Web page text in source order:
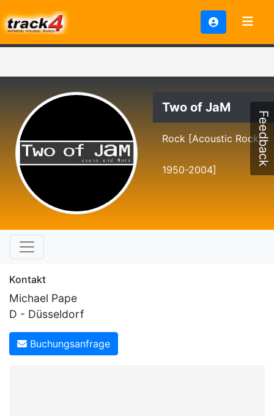
Two of JaM
Rock [Acoustic Rock
1950-2004]
Kontakt
Michael Pape
D - Düsseldorf
Buchungsanfrage
Feedback